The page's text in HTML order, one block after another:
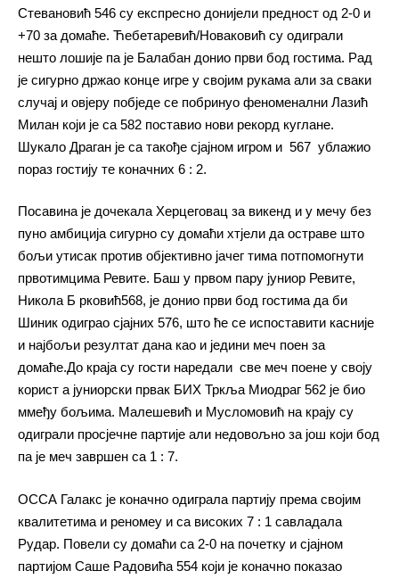
Стевановић 546 су експресно донијели предност од 2-0 и
+70 за домаће. Ћебетаревић/Новаковић су одиграли
нешто лошије па је Балабан донио први бод гостима. Рад
је сигурно држао конце игре у својим рукама али за сваки
случај и овјеру побједе се побринуо феноменални Лазић
Милан који је са 582 поставио нови рекорд куглане.
Шукало Драган је са такође сјајном игром и 567 ублажио
пораз гостију те коначних 6 : 2.
Посавина је дочекала Херцеговац за викенд и у мечу без
пуно амбиција сигурно су домаћи хтјели да остраве што
бољи утисак против објективно јачег тима потпомогнути
првотимцима Ревите. Баш у првом пару јуниор Ревите,
Никола Б рковић568, је донио први бод гостима да би
Шиник одиграо сјајних 576, што ће се испоставити касније
и најбољи резултат дана као и једини меч поен за
домаће.До краја су гости наредали све меч поене у своју
корист а јуниорски првак БИХ Тркља Миодраг 562 је био
ммеђу бољима. Малешевић и Мусломовић на крају су
одиграли просјечне партије али недовољно за још који бод
па је меч завршен са 1 : 7.
ОССА Галакс је коначно одиграла партију према својим
квалитетима и реномеу и са високих 7 : 1 савладала
Рудар. Повели су домаћи са 2-0 на почетку и сјајном
партијом Саше Радовића 554 који је коначно показао